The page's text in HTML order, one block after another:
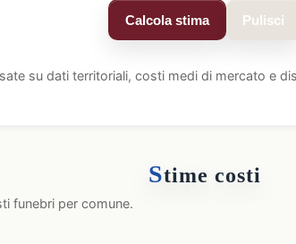
Calcola stima Pulisci
su dati territoriali, costi medi di mercato e
Stime costi
funebri per comune.